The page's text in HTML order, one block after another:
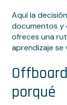
Aquí la
documentos y
ofreces una
aprendizaje se
porqué